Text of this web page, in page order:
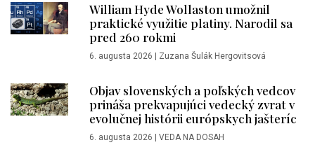
William Hyde Wollaston umožnil
praktické využitie platiny. Narodil sa
pred 260 rokmi
6. augusta 2026 Zuzana Šulák Hergovitsová
Objav slovenských a poľských vedcov
prináša prekvapujúci vedecký zvrat v
evolučnej histórii európskych jašteríc
6. augusta 2026 VEDA NA DOSAH